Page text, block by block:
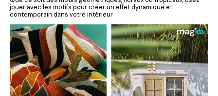
jouer avec les motifs pour créer un effet dynamique et
contemporain dans votre intérieur.